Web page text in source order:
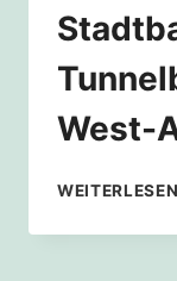
West-
WEITERLESEN